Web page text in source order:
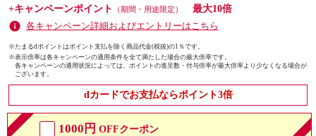
+キャンペーンポイント
（期間・用途限定）
最大10倍
各キャンペーン詳細およびエントリーはこちら
※たまるdポイントはポイント支払を除く商品代金(税抜)の1％です。
※表示倍率は各キャンペーンの適用条件を全て満たした場合の最大倍率です。
各キャンペーンの適用状況によっては、ポイントの進呈数・付与倍率が最大倍率より少なくなる場合が
ございます。
dカードでお支払ならポイント3倍
1000円 OFFクーポン